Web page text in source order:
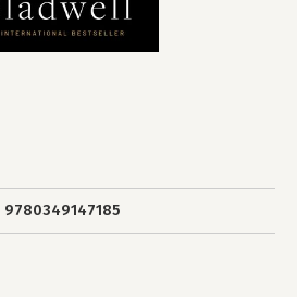
9780349147185